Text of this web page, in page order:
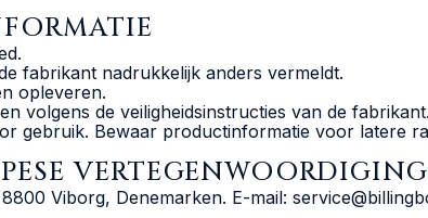
fabrikant nadrukkelijk anders vermeldt.
opleveren.
volgens de veiligheidsinstructies van de fabrikant.
gebruik. Bewaar productinformatie voor latere
VERTEGENWOORDIGING
Viborg, Denemarken. E-mail: